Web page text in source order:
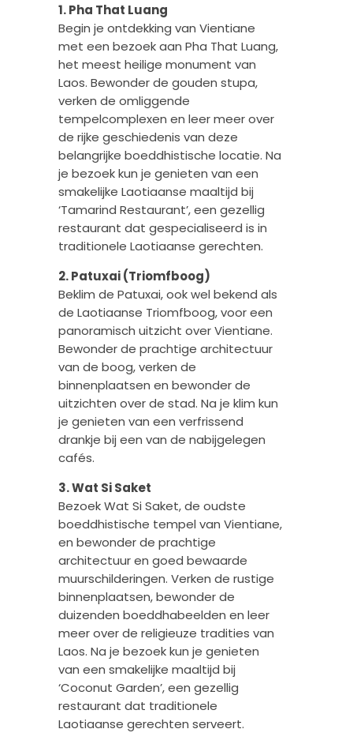
1. Pha That Luang
Begin je ontdekking van Vientiane
met een bezoek aan Pha That Luang,
het meest heilige monument van
Laos. Bewonder de gouden stupa,
verken de omliggende
tempelcomplexen en leer meer over
de rijke geschiedenis van deze
belangrijke boeddhistische locatie. Na
je bezoek kun je genieten van een
smakelijke Laotiaanse maaltijd bij
‘Tamarind Restaurant’, een gezellig
restaurant dat gespecialiseerd is in
traditionele Laotiaanse gerechten.
2. Patuxai (Triomfboog)
Beklim de Patuxai, ook wel bekend als
de Laotiaanse Triomfboog, voor een
panoramisch uitzicht over Vientiane.
Bewonder de prachtige architectuur
van de boog, verken de
binnenplaatsen en bewonder de
uitzichten over de stad. Na je klim kun
je genieten van een verfrissend
drankje bij een van de nabijgelegen
cafés.
3. Wat Si Saket
Bezoek Wat Si Saket, de oudste
boeddhistische tempel van Vientiane,
en bewonder de prachtige
architectuur en goed bewaarde
muurschilderingen. Verken de rustige
binnenplaatsen, bewonder de
duizenden boeddhabeelden en leer
meer over de religieuze tradities van
Laos. Na je bezoek kun je genieten
van een smakelijke maaltijd bij
‘Coconut Garden’, een gezellig
restaurant dat traditionele
Laotiaanse gerechten serveert.